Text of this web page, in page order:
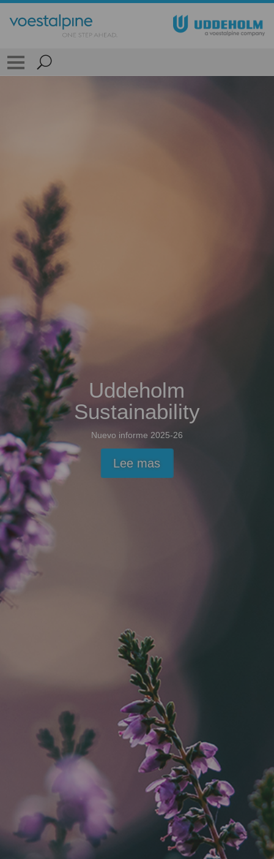
Uddeholm
Sustainability
Nuevo informe 2025-26
Lee mas